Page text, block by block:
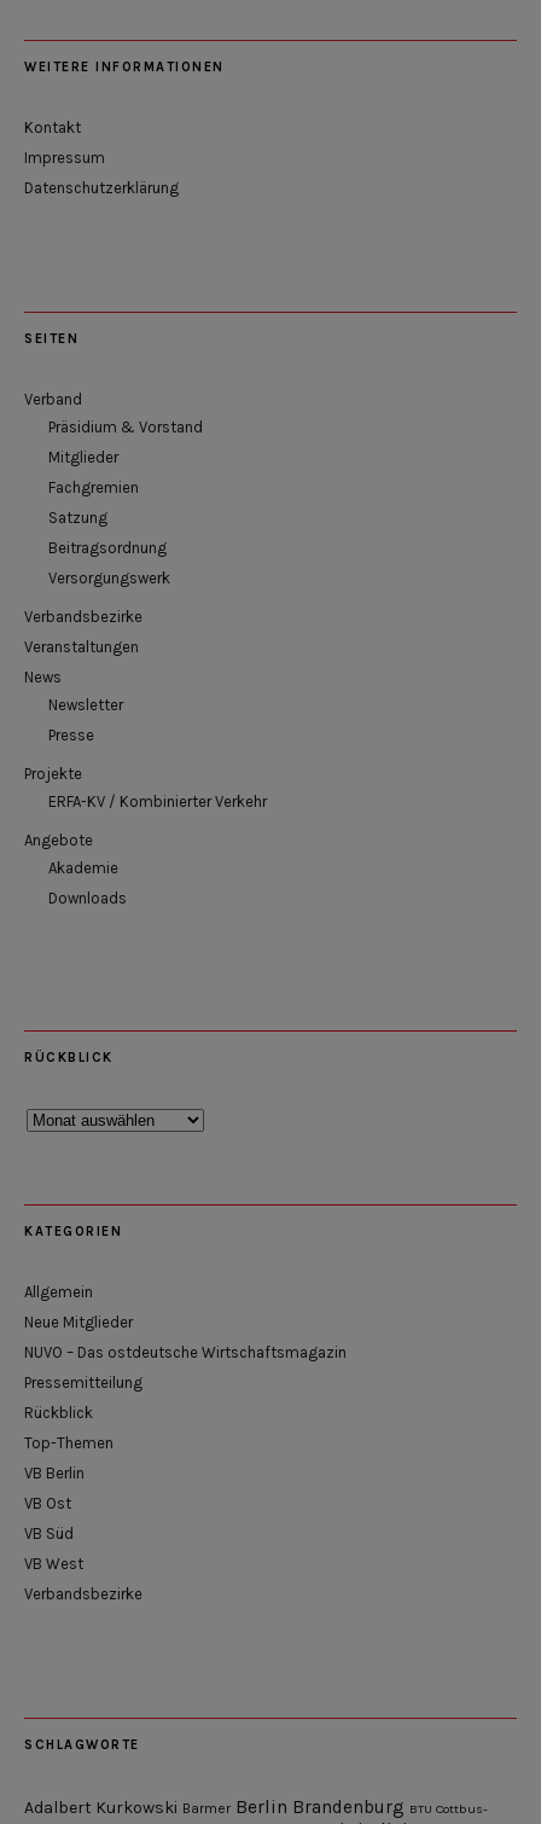
WEITERE INFORMATIONEN
Kontakt
Impressum
Datenschutzerklärung
SEITEN
Verband
Präsidium & Vorstand
Mitglieder
Fachgremien
Satzung
Beitragsordnung
Versorgungswerk
Verbandsbezirke
Veranstaltungen
News
Newsletter
Presse
Projekte
ERFA-KV / Kombinierter Verkehr
Angebote
Akademie
Downloads
RÜCKBLICK
Rückblick
KATEGORIEN
Allgemein
Neue Mitglieder
NUVO – Das ostdeutsche Wirtschaftsmagazin
Pressemitteilung
Rückblick
Top-Themen
VB Berlin
VB Ost
VB Süd
VB West
Verbandsbezirke
SCHLAGWORTE
Adalbert Kurkowski Barmer Berlin Brandenburg BTU Cottbus-